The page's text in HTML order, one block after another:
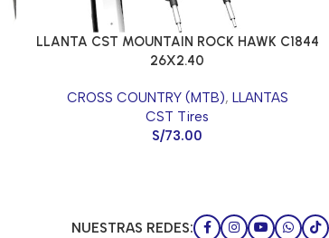
LLANTA CST MOUNTAIN ROCK HAWK C1844
26X2.40
CROSS COUNTRY (MTB), LLANTAS
CST Tires
S/73.00
NUESTRAS REDES: